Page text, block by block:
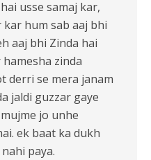
usse samaj kar,
hum sab aaj bhi
aaj bhi Zinda hai
zinda
derri se mera janam
jaldi guzzar gaye
jo unhe
ek baat ka dukh
paya.